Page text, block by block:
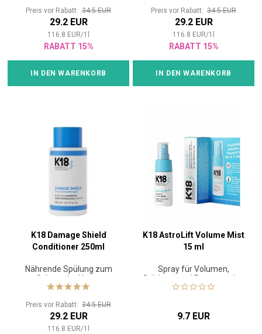
Preis vor Rabatt: 34.5 EUR
29.2 EUR
116.8 EUR/1
RABATT 15%
IN DEN WARENKORB
Preis vor Rabatt: 34.5 EUR
29.2 EUR
116.8 EUR/1
RABATT 15%
IN DEN WARENKORB
K18 Damage Shield
Conditioner 250ml
Nährende Spülung zum
Schutz der Haare
Preis vor Rabatt: 34.5 EUR
29.2 EUR
116.8 EUR/1
K18 AstroLift Volume Mist
15 ml
Spray für Volumen,
Stärkung und Regeneration
der Haare
9.7 EUR